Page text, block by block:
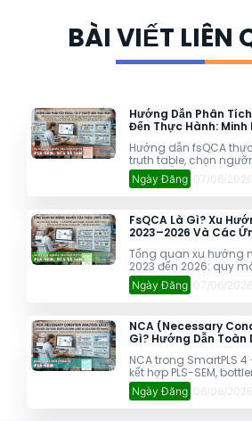
BÀI VIẾT LIÊN
Hướng Dẫn Phân
Đến Thực Hành: Minh
Hướng dẫn fsQCA
truth table, chọn
vi và mẫu viết kết quả
họa với mô hình OSP 4
Ngày Đăng 07/06/2026
FsQCA Là Gì? Xu
2023–2026 Và Các
Tổng quan xu hướng
2023 đến 2026: quy
nghiên cứu tiêu biểu
lịch, giáo dục và
Ngày Đăng 07/06/2026
NCA (Necessary
Gì? Hướng Dẫn Toàn
NCA trong SmartPLS
kết hợp PLS-SEM,
ESSE và cIPMA
cứu sinh định lượng.
Ngày Đăng 06/06/2026